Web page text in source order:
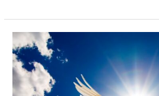
Pyhä
Henki
–
lähetyksen
Henki